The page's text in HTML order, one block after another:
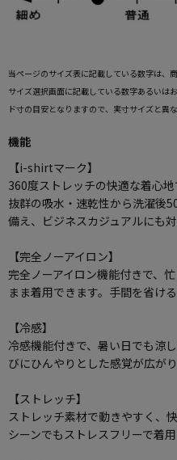
当ページのサイズ表に記載している数字は、
サイズ選択画面に記載している数字あるいは
ド寸の目安となりますので、実寸サイズと異
機能
【i-shirtマーク】
360度ストレッチの快適な着心地
抜群の吸水・速乾性から洗濯後
備え、ビジネスカジュアルにも対
【完全ノーアイロン】
完全ノーアイロン機能付きで、
まま着用できます。手間を省け
【冷感】
冷感機能付きで、暑い日でも涼
びにひんやりとした感覚が広がり
【ストレッチ】
ストレッチ素材で動きやすく、
シーンでもストレスフリーで着用